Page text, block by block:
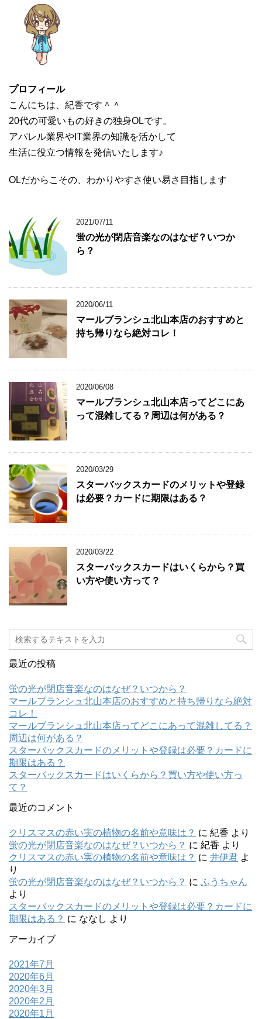
プロフィール
こんにちは、紀香です＾＾
20代の可愛いもの好きの独身OLです。
アパレル業界やIT業界の知識を活かして
生活に役立つ情報を発信いたします♪
OLだからこその、わかりやすさ使い易さ目指します
2021/07/11
蛍の光が閉店音楽なのはなぜ？いつか
ら？
2020/06/11
マールブランシュ北山本店のおすすめと
持ち帰りなら絶対コレ！
2020/06/08
マールブランシュ北山本店ってどこにあ
って混雑してる？周辺は何がある？
2020/03/29
スターバックスカードのメリットや登録
は必要？カードに期限はある？
2020/03/22
スターバックスカードはいくらから？買
い方や使い方って？
最近の投稿
蛍の光が閉店音楽なのはなぜ？いつから？
マールブランシュ北山本店のおすすめと持ち帰りなら絶対
コレ！
マールブランシュ北山本店ってどこにあって混雑してる？
周辺は何がある？
スターバックスカードのメリットや登録は必要？カードに
期限はある？
スターバックスカードはいくらから？買い方や使い方っ
て？
最近のコメント
クリスマスの赤い実の植物の名前や意味は？ に 紀香 より
蛍の光が閉店音楽なのはなぜ？いつから？ に 紀香 より
クリスマスの赤い実の植物の名前や意味は？ に 井伊君 よ
り
蛍の光が閉店音楽なのはなぜ？いつから？ に ふうちゃん
より
スターバックスカードのメリットや登録は必要？カードに
期限はある？ に ななし より
アーカイブ
2021年7月
2020年6月
2020年3月
2020年2月
2020年1月